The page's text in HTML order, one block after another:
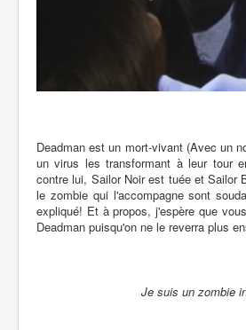
Deadman est un mort-vivant (Avec un
un virus les transformant à leur tour
contre lui, Sailor Noir est tuée et Sailor
le zombie qui l'accompagne sont
expliqué! Et à propos, j'espère que
Deadman puisqu'on ne le reverra plus
Je suis un zombie